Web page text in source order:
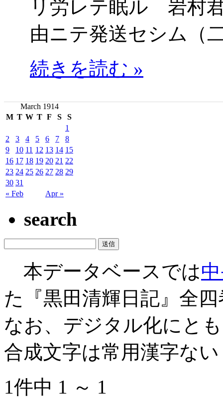
リ労レテ眠ル 岩村
由ニテ発送セシム（
続きを読む »
March 1914
M T W T F S S
« Feb Apr »
1
2
3 4 5 6 7
8
9
10 11 12 13 14 15
16 17 18 19 20 21 22
23 24 25 26 27 28 29
30 31
search
本データベースでは
た『黒田清輝日記』全
なお、デジタル化にと
合成文字は常用漢字な
1件中 1 ～ 1